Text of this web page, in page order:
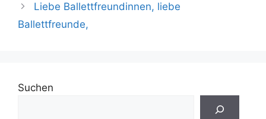
Liebe Ballettfreundinnen, liebe
Ballettfreunde,
Suchen